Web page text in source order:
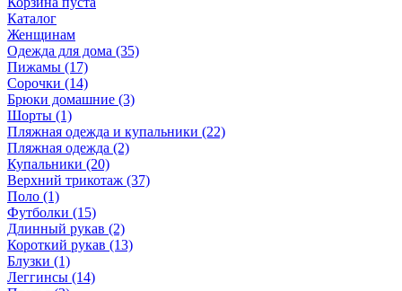
Каталог
Женщинам
Одежда для дома (35)
Пижамы (17)
Сорочки (14)
Брюки домашние (3)
Шорты (1)
Пляжная одежда и купальники (22)
Пляжная одежда (2)
Купальники (20)
Верхний трикотаж (37)
Поло (1)
Футболки (15)
Длинный рукав (2)
Короткий рукав (13)
Блузки (1)
Леггинсы (14)